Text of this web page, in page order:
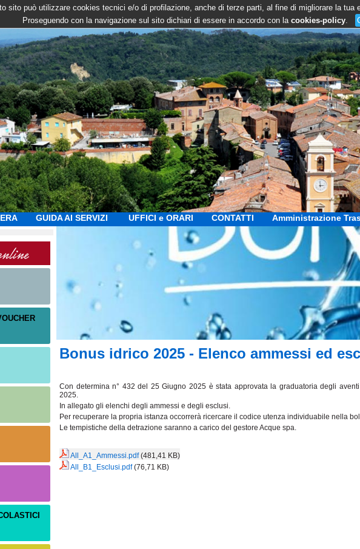
sito può utilizzare cookies tecnici e/o di profilazione, anche di terze parti, al fine di migliorare la tua
Proseguendo con la navigazione sul sito dichiari di essere in accordo con la cookies-policy.
GUIDA AI SERVIZI UFFICI e ORARI CONTATTI Amministrazione
Bonus idrico 2025 - Elenco ammessi ed
Con determina n° 432 del 25 Giugno 2025 è stata approvata la graduatoria degli
2025.
In allegato gli elenchi degli ammessi e degli esclusi.
Per recuperare la propria istanza occorrerà ricercare il codice utenza individuabile nella
Le tempistiche della detrazione saranno a carico del gestore Acque spa.
All_A1_Ammessi.pdf (481,41 KB)
All_B1_Esclusi.pdf (76,71 KB)